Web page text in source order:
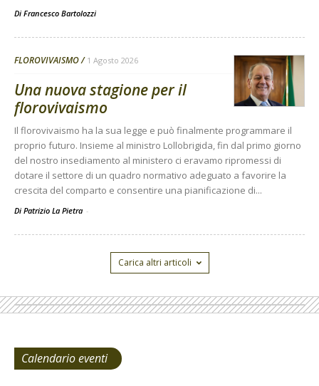
Di Francesco Bartolozzi
FLOROVIVAISMO 1 Agosto 2026
Una nuova stagione per il
florovivaismo
Il florovivaismo ha la sua legge e può finalmente programmare il
proprio futuro. Insieme al ministro Lollobrigida, fin dal primo giorno
del nostro insediamento al ministero ci eravamo ripromessi di
dotare il settore di un quadro normativo adeguato a favorire la
crescita del comparto e consentire una pianificazione di...
Di Patrizio La Pietra -
Carica altri articoli
Calendario eventi